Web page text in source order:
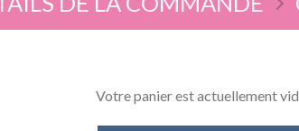
Votre panier est actuellement